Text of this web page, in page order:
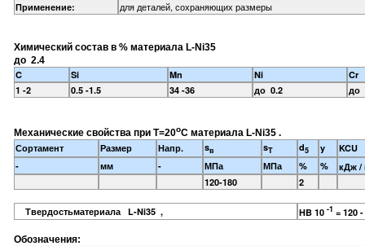
Применение: для деталей, сохраняющих размеры
Химический состав в % материала L-Ni35
до 2.4
C Si Mn Ni
Cr
1 -2
0.5 -1.5 34 -36 до 0.2 до
Механические свойства при Т=20oС материала L-Ni35 .
Сортамент Размер Напр. sв sT d5 y
KCU
-
мм - МПа МПа % %
кДж /
120-180
2
Твердостьматериала L-Ni35 , HB 10 -1 = 120
Обозначения: